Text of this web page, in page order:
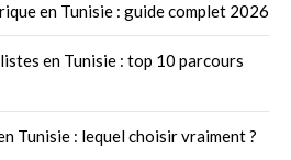
en Tunisie : guide complet 2026
en Tunisie : top 10 parcours
Tunisie : lequel choisir vraiment ?